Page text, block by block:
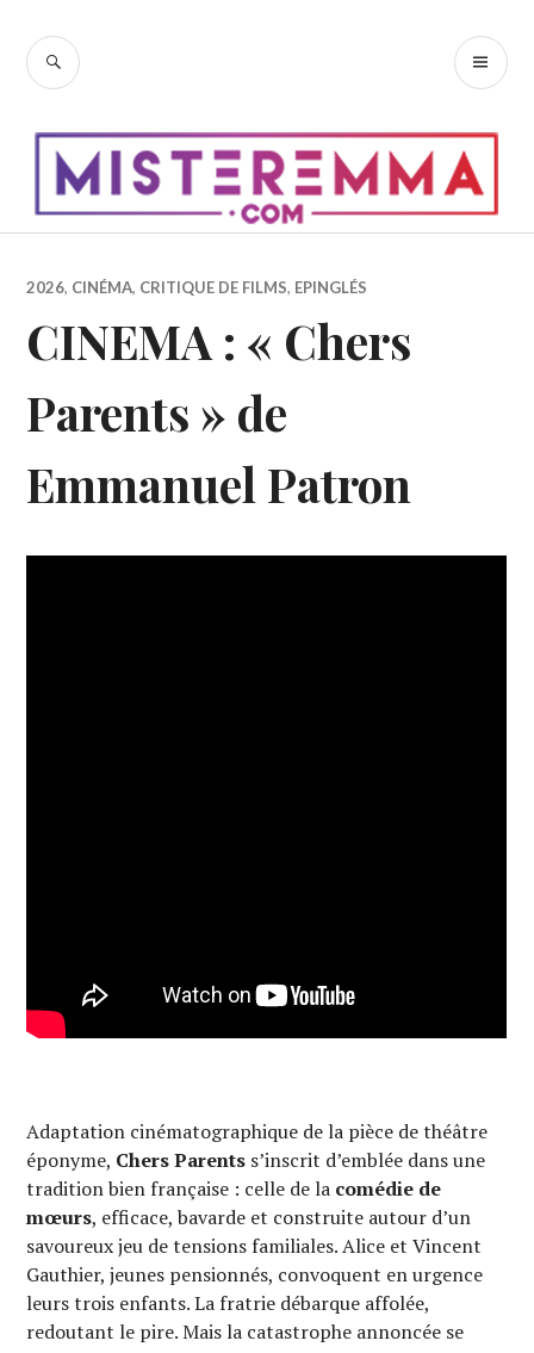
contenu
RECHERCHE
2026, CINÉMA, CRITIQUE DE FILMS, EPINGLÉS
CINEMA : « Chers
Parents » de
Emmanuel Patron
Adaptation cinématographique de la pièce de théâtre
éponyme, Chers Parents s’inscrit d’emblée dans une
tradition bien française : celle de la comédie de
mœurs, efficace, bavarde et construite autour d’un
savoureux jeu de tensions familiales. Alice et Vincent
Gauthier, jeunes pensionnés, convoquent en urgence
leurs trois enfants. La fratrie débarque affolée,
redoutant le pire. Mais la catastrophe annoncée se